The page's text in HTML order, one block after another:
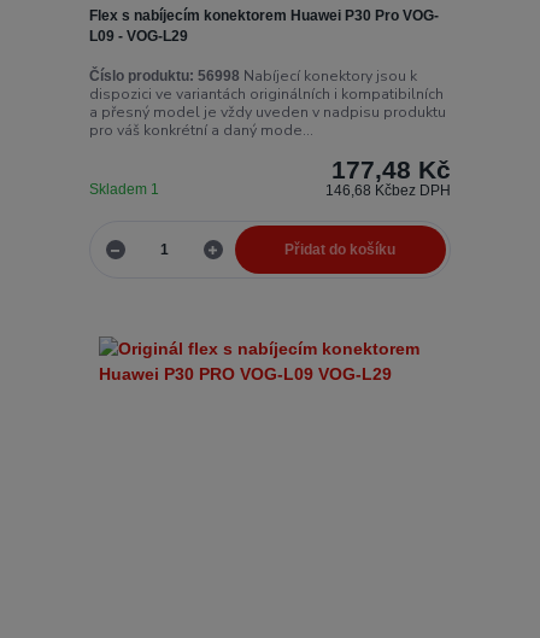
Flex s nabíjecím konektorem Huawei P30 Pro VOG-
L09 - VOG-L29
Číslo produktu: 56998 Nabíjecí konektory jsou k
dispozici ve variantách originálních i kompatibilních
a přesný model je vždy uveden v nadpisu produktu
pro váš konkrétní a daný mode...
177,48 Kč
146,68 Kčbez DPH
Skladem 1
Přidat do košíku